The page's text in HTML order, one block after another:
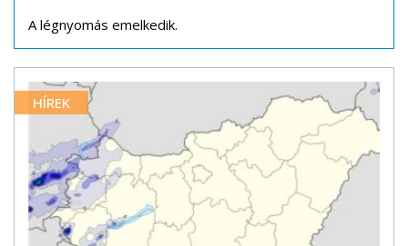
A légnyomás emelkedik.
HÍREK